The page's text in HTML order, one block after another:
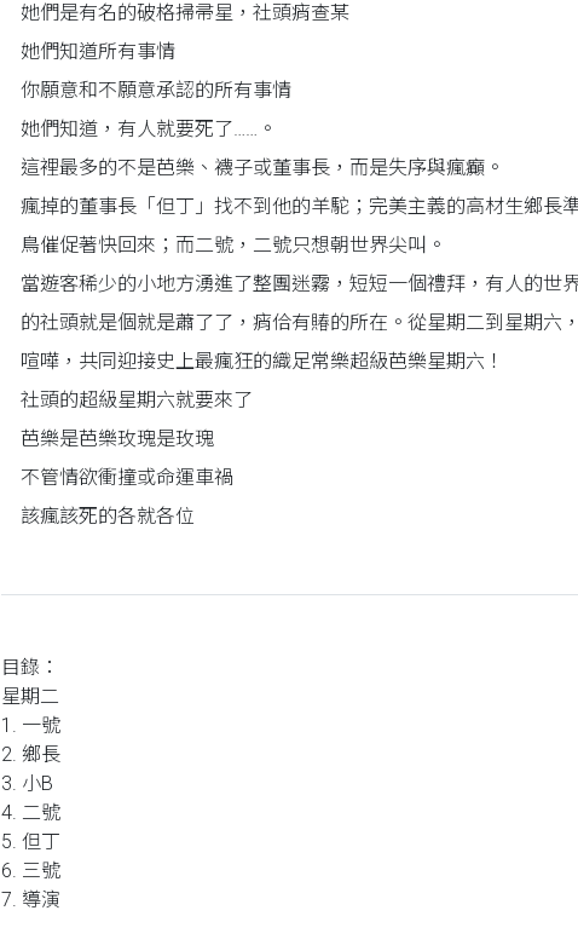
她們是有名的破格掃帚星，社頭痟查某
她們知道所有事情
你願意和不願意承認的所有事情
她們知道，有人就要死了……。
這裡最多的不是芭樂、襪子或董事長，而是失序與瘋癲。
瘋掉的董事長「但丁」找不到他的羊駝；完美主義的高材生鄉長
鳥催促著快回來；而二號，二號只想朝世界尖叫。
當遊客稀少的小地方湧進了整團迷霧，短短一個禮拜，有人的
的社頭就是個就是蕭了了，痟佮有賰的所在。從星期二到星期六
喧嘩，共同迎接史上最瘋狂的織足常樂超級芭樂星期六！
社頭的超級星期六就要來了
芭樂是芭樂玫瑰是玫瑰
不管情欲衝撞或命運車禍
該瘋該死的各就各位
目錄：
星期二
1. 一號
2. 鄉長
3. 小B
4. 二號
5. 但丁
6. 三號
7. 導演